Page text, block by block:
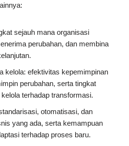
sejauh mana organisasi
perubahan, dan membina
kelola: efektivitas kepemimpinan
perubahan, serta tingkat
terhadap transformasi.
otomatisasi, dan
yang ada, serta kemampuan
terhadap proses baru.